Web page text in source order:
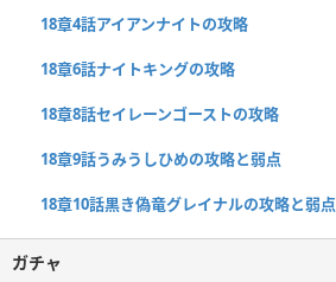
18章4話アイアンナイトの攻略
18章6話ナイトキングの攻略
18章8話セイレーンゴーストの攻略
18章9話うみうしひめの攻略と弱点
18章10話黒き偽竜グレイナルの攻略と弱点
ガチャ